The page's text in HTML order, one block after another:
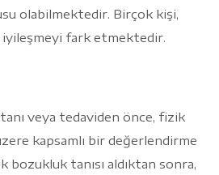
olabilmektedir. Birçok kişi,
fark etmektedir.
veya tedaviden önce, fizik
kapsamlı bir değerlendirme
bozukluk tanısı aldıktan sonra,